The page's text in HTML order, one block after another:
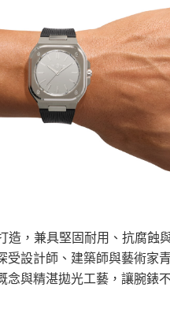
，兼具堅固耐用、抗腐蝕
受設計師、建築師與藝術家
念與精湛拋光工藝，讓腕錶